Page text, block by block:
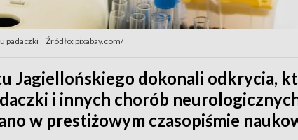
padaczki Źródło: pixabay.com/
Jagiellońskiego dokonali odkrycia,
i innych chorób
w prestiżowym czasopiśmie